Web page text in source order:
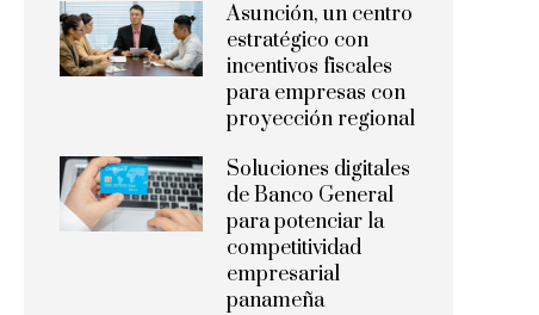
Asunción, un centro
estratégico con
incentivos fiscales
para empresas con
proyección regional
Soluciones digitales
de Banco General
para potenciar la
competitividad
empresarial
panameña